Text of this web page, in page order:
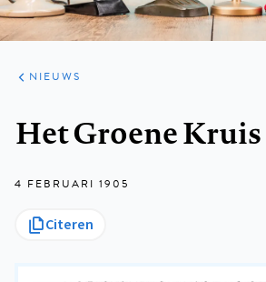
ARTIKELEN
HET
KORT
NIEUWS
Het Groene Kruis
4 FEBRUARI 1905
Citeren